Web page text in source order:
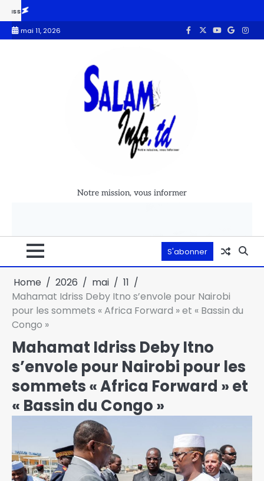
Afrique du sud : La justice rouvre la porte à une destitution du
mai 11, 2026
Notre mission, vous informer
S'abonner
Home 2026 mai
11
Mahamat Idriss Deby Itno s’envole pour Nairobi
pour les sommets « Africa Forward » et « Bassin du
Congo »
Mahamat Idriss Deby Itno
s’envole pour Nairobi pour les
sommets « Africa Forward » et
« Bassin du Congo »